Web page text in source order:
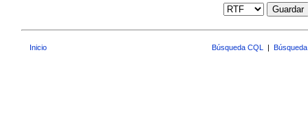
Guardar
Inicio Búsqueda CQL